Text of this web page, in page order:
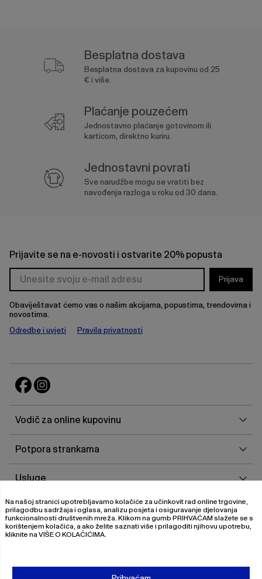
Besplatna dostava
Besplatna dostava za kupovinu od 25
€ i više.
Plaćanje pouzećem
Jednostavno plaćanje gotovinom ili
karticom, direktno kuriru.
Jednostavni povrati
Sve narudžbe mogu se vratiti bez
navođenja razloga u roku od 30 dana.
Prijavite se na e-novosti i ostvarite 20% popusta
Prijava
Obaviještavat ćemo vas o našim akcijama, popustima, trendovima i
novostima.
Odredbe i uvjeti
Pravila privatnosti
Vodič za online kupovinu
Potpora strankama
Usluge
O
O nama
© 2026 Magistrat International
Pravila o privatnosti
Na našoj stranici upotrebljavamo kolačiće za učinkovit rad online trgovine,
prilagodbu sadržaja i oglasa, analizu posjeta i osiguravanje djelovanja
funkcionalnosti društvenih mreža. Klikom na gumb PRIHVAĆAM slažete se s
korištenjem kolačića, a ako želite saznati više i prilagoditi njihovu upotrebu,
kliknite na VIŠE O KOLAČIĆIMA.